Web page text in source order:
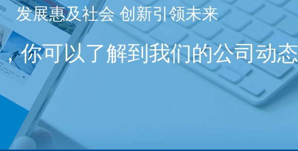
发展惠及社会 创新引领未来
你可以了解到我们的公司动态